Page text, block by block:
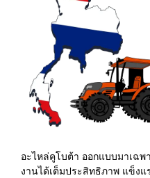
อะไหล่คูโบต้า ออกแบบมาเฉพ
งานได้เต็มประสิทธิภาพ แข็ง